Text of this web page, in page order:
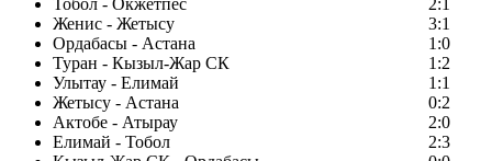
Тобол - Окжетпес
2:1
Женис - Жетысу
3:1
Ордабасы - Астана
1:0
Туран - Кызыл-Жар СК
1:2
Улытау - Елимай
1:1
Жетысу - Астана
0:2
Актобе - Атырау
2:0
Елимай - Тобол
2:3